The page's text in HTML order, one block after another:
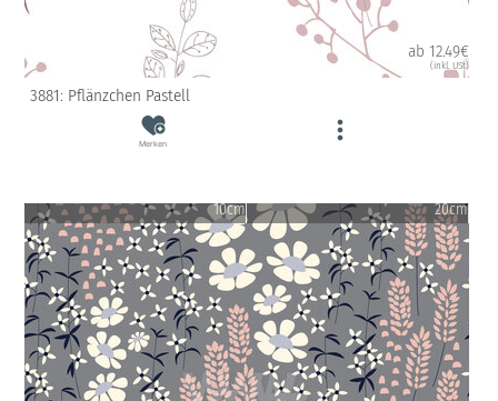
ab 12.49€
(inkl. USt)
3881: Pflänzchen Pastell
Merken
10cm 20cm